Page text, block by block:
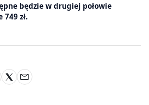
będzie w drugiej połowie
zł.